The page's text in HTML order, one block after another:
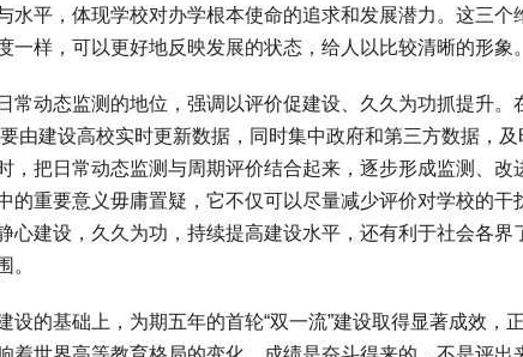
水平，体现学校对办学根本使命的追求和发展潜力。这三
一样，可以更好地反映发展的状态，给人以比较清晰的形象。
动态监测的地位，强调以评价促建设、久久为功抓提升。
由建设高校实时更新数据，同时集中政府和第三方数据，
，把日常动态监测与周期评价结合起来，逐步形成监测、改
的重要意义毋庸置疑，它不仅可以尽量减少评价对学校的
心建设，久久为功，持续提高建设水平，还有利于社会各
。
的基础上，为期五年的首轮“双一流”建设取得显著成效，